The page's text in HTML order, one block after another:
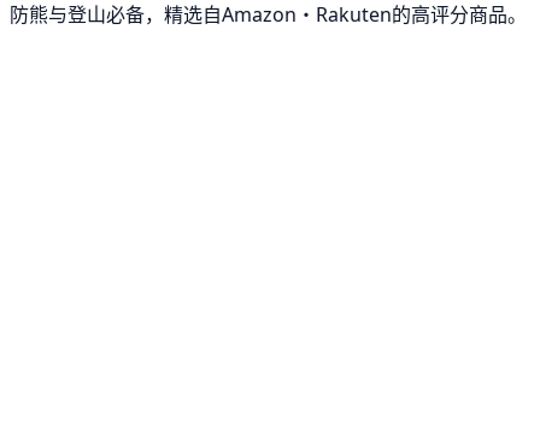
防熊与登山必备，精选自Amazon・Rakuten的高评分商品。